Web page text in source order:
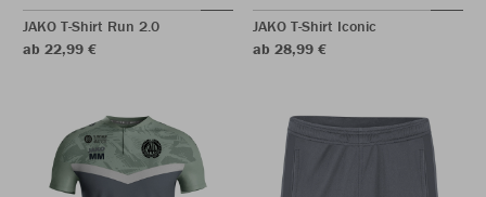
JAKO T-Shirt Run 2.0
ab 22,99 €
JAKO T-Shirt Iconic
ab 28,99 €